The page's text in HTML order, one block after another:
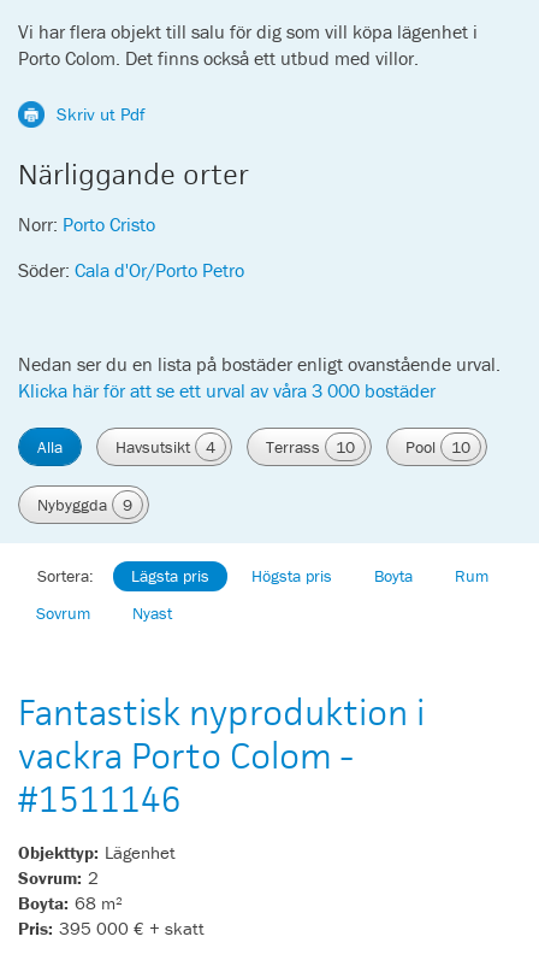
Vi har flera objekt till salu för dig som vill köpa lägenhet i
Porto Colom. Det finns också ett utbud med villor.
Skriv ut Pdf
Närliggande orter
Norr: Porto Cristo
Söder: Cala d'Or/Porto Petro
Nedan ser du en lista på bostäder enligt ovanstående urval.
Klicka här för att se ett urval av våra 3 000 bostäder
Alla Havsutsikt 4 Terrass 10 Pool 10
Nybyggda 9
Sortera: Lägsta pris Högsta pris Boyta
Rum
Sovrum
Nyast
Fantastisk nyproduktion i
vackra Porto Colom -
#1511146
Objekttyp: Lägenhet
Sovrum: 2
Boyta: 68 m²
Pris: 395 000 € + skatt